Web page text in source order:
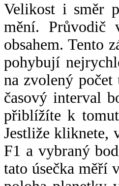
Velikost i směr
mění. Průvodič
obsahem. Tento
pohybují
na zvolený
časový interval
přiblížíte k
Jestliže kliknete,
F1 a vybraný
tato úsečka měří